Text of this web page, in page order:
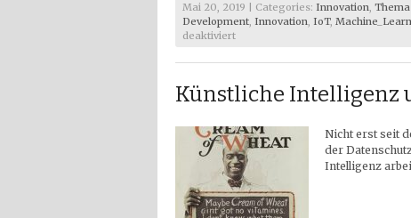
Mai 20, 2019 | Categories: Innovation,
Development, Innovation, IoT,
deaktiviertfür
Intelligenz
Ethik
Künstliche Intelligenz
Nicht erst seit
der
Intelligenz